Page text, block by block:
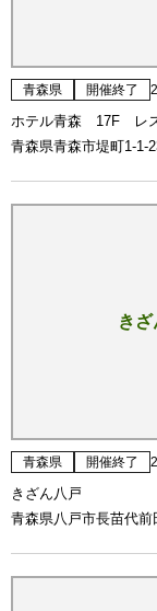
青森県 開催終了
ホテル青森 17F レ
青森県青森市堤町1-1-
き
青森県 開催終了
きざん八戸
青森県八戸市長苗代前